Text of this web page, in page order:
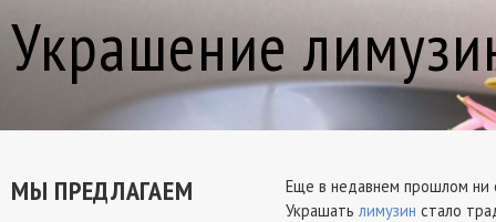
Украшение
МЫ ПРЕДЛАГАЕМ
Еще в недавнем прошлом ни
Украшать лимузин стало